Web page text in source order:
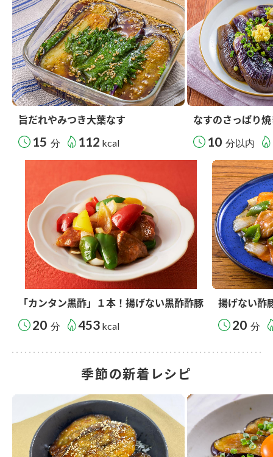
旨だれやみつき大葉なす
15 分 112 kcal
なすのさっぱり
10 分以内
「カンタン黒酢」１本！揚げない黒酢酢豚
20 分 453 kcal
揚げない酢
20 分
季節の新着レシピ